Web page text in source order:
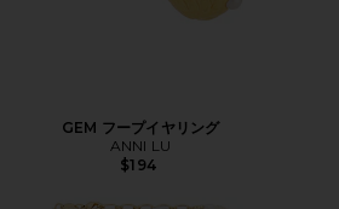
GEM フープイヤリング
ANNI LU
$194